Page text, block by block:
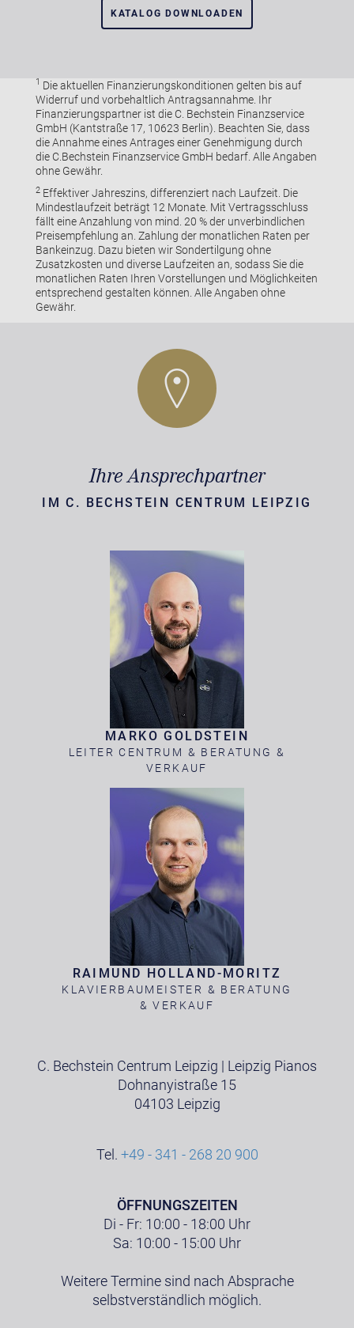
KATALOG DOWNLOADEN
1 Die aktuellen Finanzierungskonditionen gelten bis auf
Widerruf und vorbehaltlich Antragsannahme. Ihr
Finanzierungspartner ist die C. Bechstein Finanzservice
GmbH (Kantstraße 17, 10623 Berlin). Beachten Sie, dass
die Annahme eines Antrages einer Genehmigung durch
die C.Bechstein Finanzservice GmbH bedarf. Alle Angaben
ohne Gewähr.
2Effektiver Jahreszins, differenziert nach Laufzeit. Die
Mindestlaufzeit beträgt 12 Monate. Mit Vertragsschluss
fällt eine Anzahlung von mind. 20 % der unverbindlichen
Preisempfehlung an. Zahlung der monatlichen Raten per
Bankeinzug. Dazu bieten wir Sondertilgung ohne
Zusatzkosten und diverse Laufzeiten an, sodass Sie die
monatlichen Raten Ihren Vorstellungen und Möglichkeiten
entsprechend gestalten können. Alle Angaben ohne
Gewähr.
Ihre Ansprechpartner
IM C. BECHSTEIN CENTRUM LEIPZIG
MARKO GOLDSTEIN
LEITER CENTRUM & BERATUNG &
VERKAUF
RAIMUND HOLLAND-MORITZ
KLAVIERBAUMEISTER & BERATUNG
& VERKAUF
C. Bechstein Centrum Leipzig | Leipzig Pianos
Dohnanyistraße 15
04103 Leipzig
Tel. +49 - 341 - 268 20 900
ÖFFNUNGSZEITEN
Di - Fr: 10:00 - 18:00 Uhr
Sa: 10:00 - 15:00 Uhr
Weitere Termine sind nach Absprache
selbstverständlich möglich.